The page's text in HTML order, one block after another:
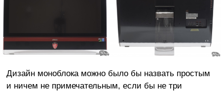
Дизайн моноблока можно было бы назвать простым
и ничем не примечательным, если бы не три